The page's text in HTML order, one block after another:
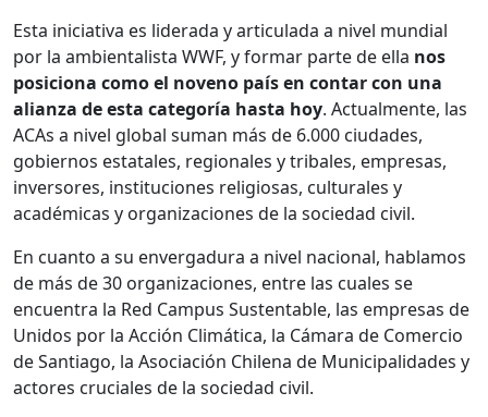
Esta iniciativa es liderada y articulada a nivel mundial
por la ambientalista WWF, y formar parte de ella nos
posiciona como el noveno país en contar con una
alianza de esta categoría hasta hoy. Actualmente, las
ACAs a nivel global suman más de 6.000 ciudades,
gobiernos estatales, regionales y tribales, empresas,
inversores, instituciones religiosas, culturales y
académicas y organizaciones de la sociedad civil.
En cuanto a su envergadura a nivel nacional, hablamos
de más de 30 organizaciones, entre las cuales se
encuentra la Red Campus Sustentable, las empresas de
Unidos por la Acción Climática, la Cámara de Comercio
de Santiago, la Asociación Chilena de Municipalidades y
actores cruciales de la sociedad civil.